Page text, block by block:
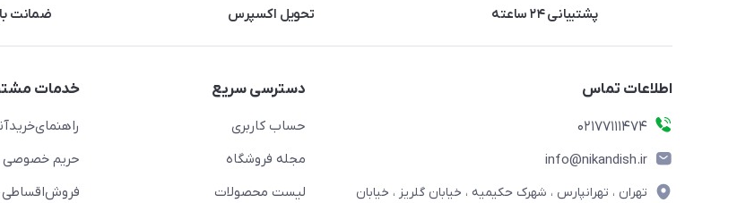
پشتیبانی ۲۴ ساعته تحویل اکسپرس ضمانت
اطلاعات تماس
02177111474
info@nikandish.ir
تهران ، تهرانپارس ، شهرک حکیمیه ، خیابان گلریز ، خیابان
دسترسی سریع
حساب کاربری
مجله فروشگاه
لیست محصولات
خدمات
حریم خصوصی
فروش‌اقساطی